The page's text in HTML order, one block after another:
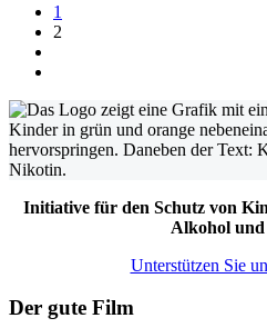
1
2
Initiative für den Schutz von
Alkohol
Unterstützen Sie
Der gute Film